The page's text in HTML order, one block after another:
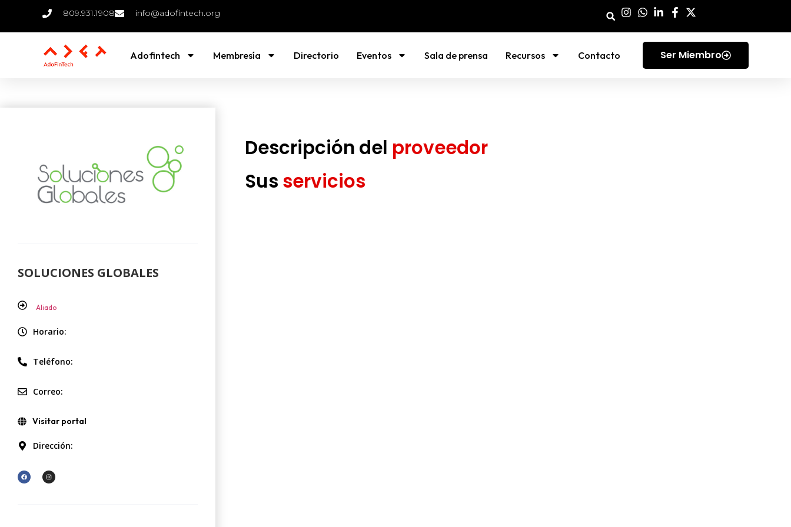
809.931.1908 info@adofintech.org
Adofintech Membresía Directorio Eventos Sala de prensa Recursos Contacto Ser Miembro
SOLUCIONES GLOBALES
Aliado
Horario:
Teléfono:
Correo:
Visitar portal
Dirección:
Descripción del proveedor
Sus servicios